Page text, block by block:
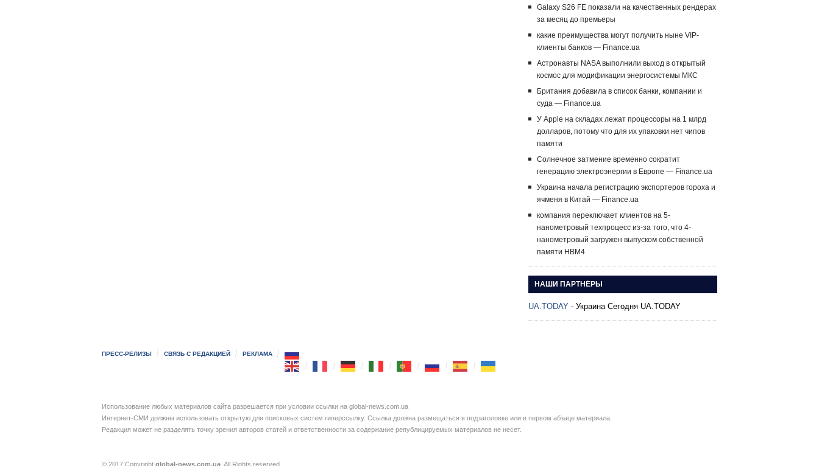
Galaxy S26 FE показали на качественных рендерах
за месяц до премьеры
какие преимущества могут получить ныне VIP-
клиенты банков — Finance.ua
Астронавты NASA выполнили выход в открытый
космос для модификации энергосистемы МКС
Британия добавила в список банки, компании и
суда — Finance.ua
У Apple на складах лежат процессоры на 1 млрд
долларов, потому что для их упаковки нет чипов
памяти
Солнечное затмение временно сократит
генерацию электроэнергии в Европе — Finance.ua
Украина начала регистрацию экспортеров гороха и
ячменя в Китай — Finance.ua
компания переключает клиентов на 5-
нанометровый техпроцесс из-за того, что 4-
нанометровый загружен выпуском собственной
памяти HBM4
НАШИ ПАРТНЁРЫ
UA.TODAY - Украина Сегодня UA.TODAY
ПРЕСС-РЕЛИЗЫ СВЯЗЬ С РЕДАКЦИЕЙ РЕКЛАМА
Использование любых материалов сайта разрешается при условии ссылки на global-news.com.ua
Интернет-СМИ должны использовать открытую для поисковых систем гиперссылку. Ссылка должна размещаться в подзаголовке или в первом абзаце материала.
Редакция может не разделять точку зрения авторов статей и ответственности за содержание републицируемых материалов не несет.
© 2017 Copyright global-news.com.ua . All Rights reserved.